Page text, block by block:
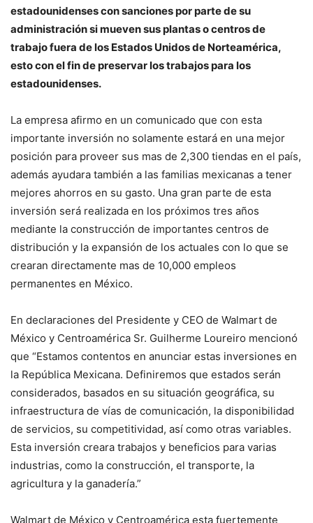
estadounidenses con sanciones por parte de su
administración si mueven sus plantas o centros de
trabajo fuera de los Estados Unidos de Norteamérica,
esto con el fin de preservar los trabajos para los
estadounidenses.
La empresa afirmo en un comunicado que con esta
importante inversión no solamente estará en una mejor
posición para proveer sus mas de 2,300 tiendas en el país,
además ayudara también a las familias mexicanas a tener
mejores ahorros en su gasto. Una gran parte de esta
inversión será realizada en los próximos tres años
mediante la construcción de importantes centros de
distribución y la expansión de los actuales con lo que se
crearan directamente mas de 10,000 empleos
permanentes en México.
En declaraciones del Presidente y CEO de Walmart de
México y Centroamérica Sr. Guilherme Loureiro mencionó
que “Estamos contentos en anunciar estas inversiones en
la República Mexicana. Definiremos que estados serán
considerados, basados en su situación geográfica, su
infraestructura de vías de comunicación, la disponibilidad
de servicios, su competitividad, así como otras variables.
Esta inversión creara trabajos y beneficios para varias
industrias, como la construcción, el transporte, la
agricultura y la ganadería.”
Walmart de México y Centroamérica esta fuertemente